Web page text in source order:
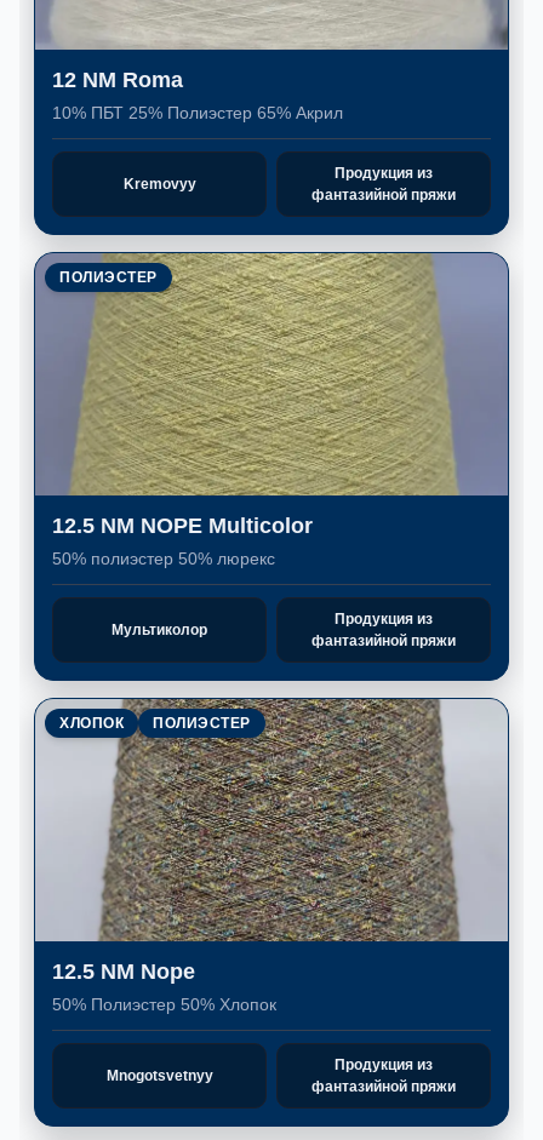
12 NM Roma
10% ПБТ 25% Полиэстер 65% Акрил
Kremovyy
Продукция из
фантазийной пряжи
ПОЛИЭСТЕР
12.5 NM NOPE Multicolor
50% полиэстер 50% люрекс
Мультиколор
Продукция из
фантазийной пряжи
ХЛОПОК ПОЛИЭСТЕР
12.5 NM Nope
50% Полиэстер 50% Хлопок
Mnogotsvetnyy
Продукция из
фантазийной пряжи